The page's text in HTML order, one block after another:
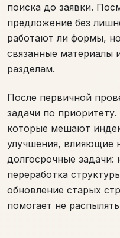
поиска до заявки.
предложение без
работают ли формы,
связанные материалы
разделам.
После первичной
задачи по
которые мешают
улучшения, влияющие
долгосрочные
переработка
обновление старых
помогает не